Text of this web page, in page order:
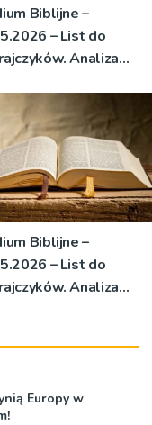
Biblijne –
– List do
Analiza
Biblijne –
– List do
Analiza
Europy w